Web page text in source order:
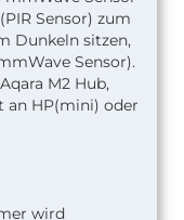
Sensor) zum
Dunkeln sitzen,
Sensor).
M2 Hub,
an HP(mini) oder
wird